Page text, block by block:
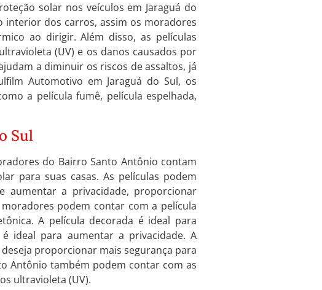
solar nos veículos em Jaraguá do
interior dos carros, assim os moradores
ao dirigir. Além disso, as películas
(UV) e os danos causados por
a diminuir os riscos de assaltos, já
Automotivo em Jaraguá do Sul, os
a película fumê, película espelhada,
Sul
do Bairro Santo Antônio contam
para suas casas. As películas podem
a privacidade, proporcionar
podem contar com a película
A película decorada é ideal para
ideal para aumentar a privacidade. A
proporcionar mais segurança para
Antônio também podem contar com as
ultravioleta (UV).